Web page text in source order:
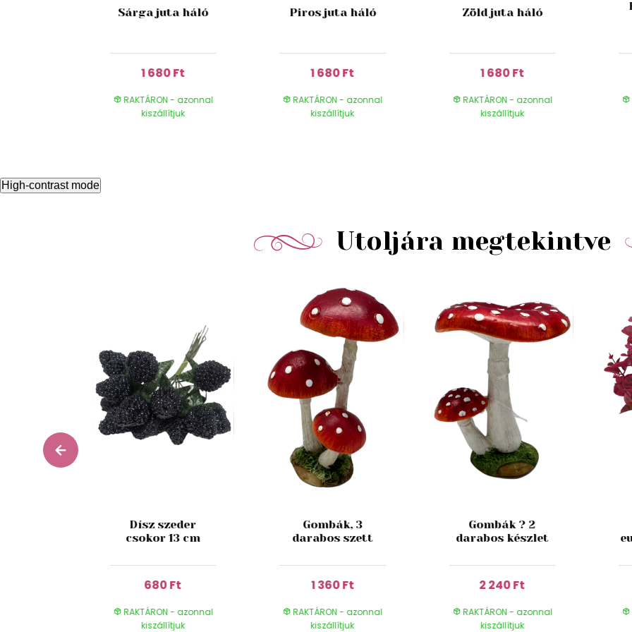
Sárga juta háló
1 680 Ft
RAKTÁRON - azonnal
kiszállítjuk
Piros juta háló
1 680 Ft
RAKTÁRON - azonnal
kiszállítjuk
Zöld juta háló
1 680 Ft
RAKTÁRON - azonnal
kiszállítjuk
High-contrast mode
Utoljára megtekintve
Dísz szeder
csokor 13 cm
680 Ft
RAKTÁRON - azonnal
kiszállítjuk
Gombák, 3
darabos szett
1 360 Ft
RAKTÁRON - azonnal
kiszállítjuk
Gombák ? 2
darabos készlet
2 240 Ft
RAKTÁRON - azonnal
kiszállítjuk